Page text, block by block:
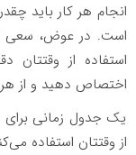
انجام هر کار باید
است. در عوض، سعی
استفاده از وقتتان
اختصاص دهید و از هر
یک جدول زمانی برای
از وقتتان استفاده